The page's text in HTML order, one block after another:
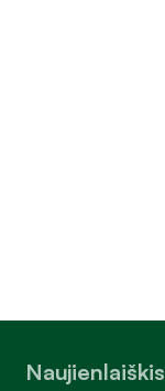
Naujienlaiškis